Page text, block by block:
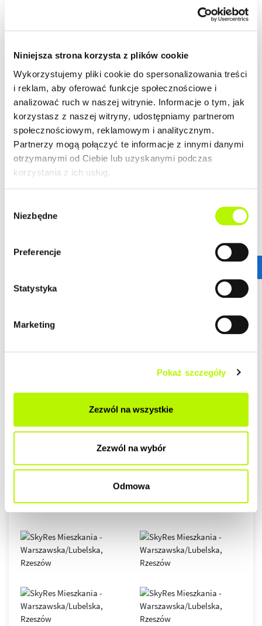
Niniejsza strona korzysta z plików cookie
Wykorzystujemy pliki cookie do spersonalizowania treści
i reklam, aby oferować funkcje społecznościowe i
analizować ruch w naszej witrynie. Informacje o tym, jak
korzystasz z naszej witryny, udostępniamy partnerom
społecznościowym, reklamowym i analitycznym.
Partnerzy mogą połączyć te informacje z innymi danymi
otrzymanymi od Ciebie lub uzyskanymi podczas
korzystania z ich usług.
zgody
Niezbędne
Preferencje
Statystyka
Marketing
Pokaż szczegóły
Zezwól na wszystkie
Zezwól na wybór
Odmowa
wysoki standard wykończenia, garaże podziemne
spełnią wymagania nawet najbardziej wymagających
DOWIEDZ SIĘ WIĘCEJ O LOKALIZACJI
więcej
ZALETY LOKALIZACJI
lokalizacja w centrum
nowoczesna architektura
piękne widoki na Rzeszów
GALERIA